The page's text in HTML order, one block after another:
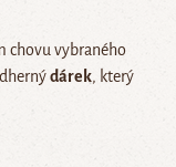
chovu vybraného
dárek, který